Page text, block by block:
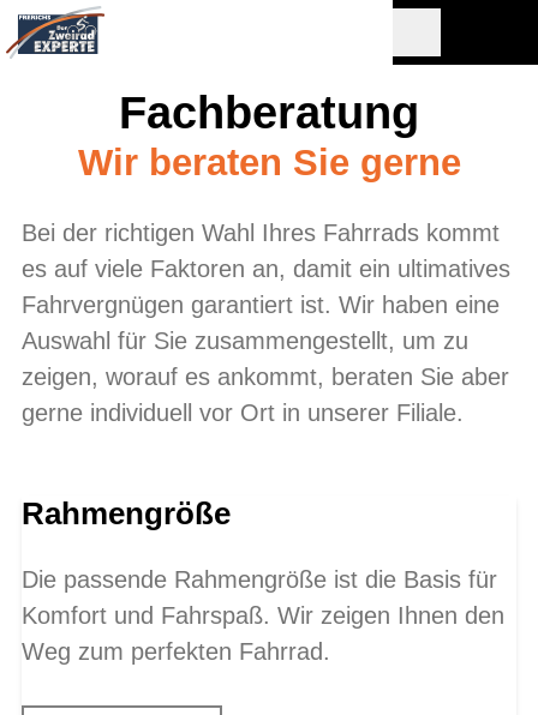
Fachberatung
Wir beraten Sie gerne
Bei der richtigen Wahl Ihres Fahrrads kommt
es auf viele Faktoren an, damit ein ultimatives
Fahrvergnügen garantiert ist. Wir haben eine
Auswahl für Sie zusammengestellt, um zu
zeigen, worauf es ankommt, beraten Sie aber
gerne individuell vor Ort in unserer Filiale.
Rahmengröße
Die passende Rahmengröße ist die Basis für
Komfort und Fahrspaß. Wir zeigen Ihnen den
Weg zum perfekten Fahrrad.